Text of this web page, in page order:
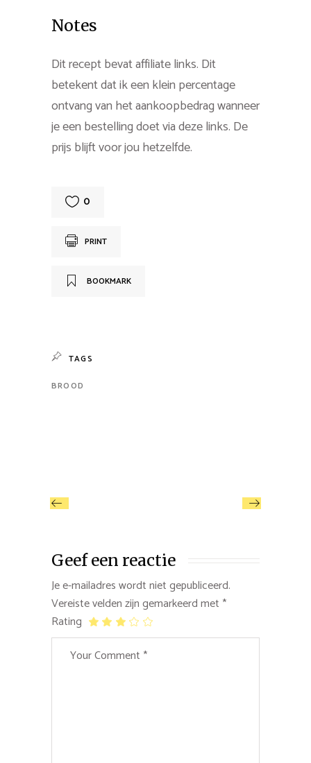
Notes
Dit recept bevat affiliate links. Dit
betekent dat ik een klein percentage
ontvang van het aankoopbedrag wanneer
je een bestelling doet via deze links. De
prijs blijft voor jou hetzelfde.
0
PRINT
BOOKMARK
TAGS
BROOD
Geef een reactie
Je e-mailadres wordt niet gepubliceerd.
Vereiste velden zijn gemarkeerd met *
Rating